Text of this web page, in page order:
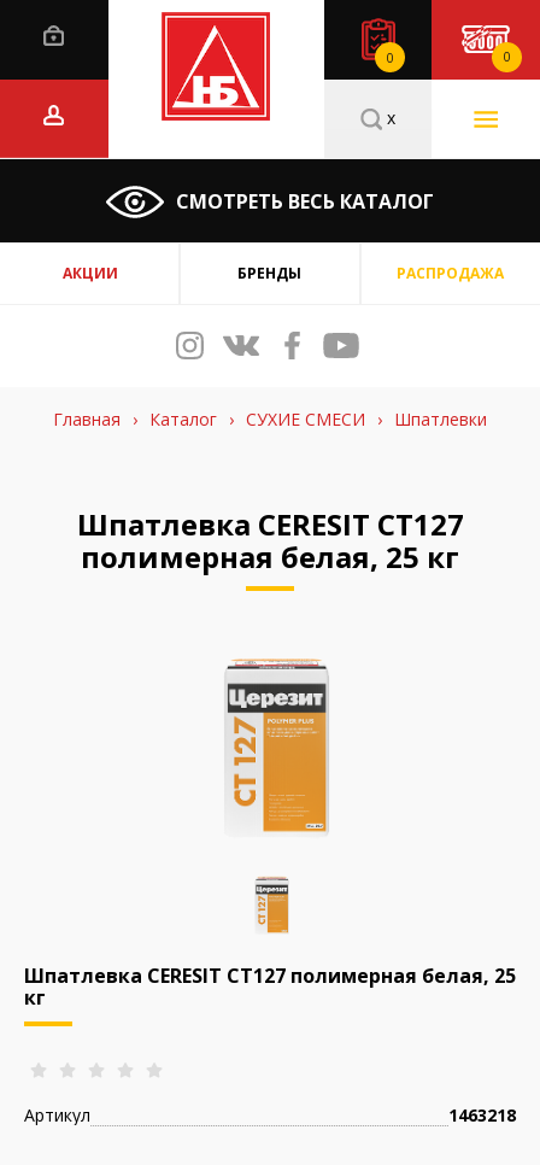
0 0
СМОТРЕТЬ ВЕСЬ КАТАЛОГ
x
АКЦИИ БРЕНДЫ РАСПРОДАЖА
Главная › Каталог › СУХИЕ СМЕСИ › Шпатлевки
Шпатлевка CERESIT CT127
полимерная белая, 25 кг
Шпатлевка CERESIT CT127 полимерная белая, 25
кг
Артикул 1463218